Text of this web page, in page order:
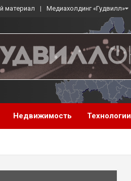
материал Медиахолдинг «Гудвилл»
Недвижимость Технологии